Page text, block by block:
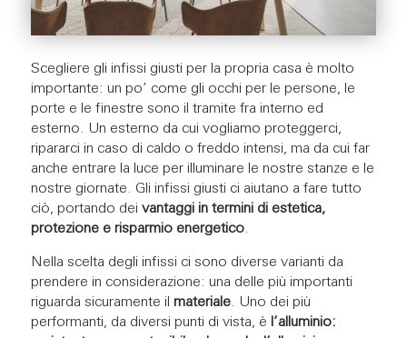
Scegliere gli infissi giusti per la propria casa è molto
importante: un po’ come gli occhi per le persone, le
porte e le finestre sono il tramite fra interno ed
esterno. Un esterno da cui vogliamo proteggerci,
ripararci in caso di caldo o freddo intensi, ma da cui far
anche entrare la luce per illuminare le nostre stanze e le
nostre giornate. Gli infissi giusti ci aiutano a fare tutto
ciò, portando dei vantaggi in termini di estetica,
protezione e risparmio energetico.
Nella scelta degli infissi ci sono diverse varianti da
prendere in considerazione: una delle più importanti
riguarda sicuramente il materiale. Uno dei più
performanti, da diversi punti di vista, è l’alluminio: